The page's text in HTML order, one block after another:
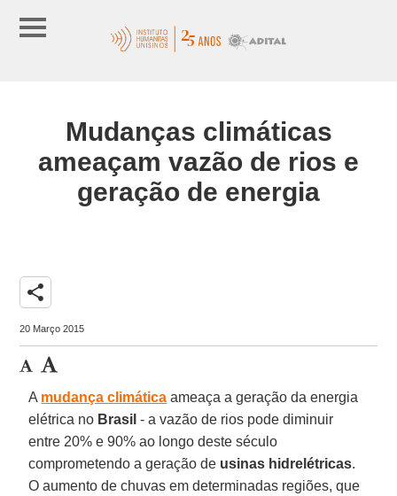
Mudanças climáticas
ameaçam vazão de rios e
geração de energia
share
20 Março 2015
A mudança climática ameaça a geração da energia
elétrica no Brasil - a vazão de rios pode diminuir
entre 20% e 90% ao longo deste século
comprometendo a geração de usinas hidrelétricas.
O aumento de chuvas em determinadas regiões, que